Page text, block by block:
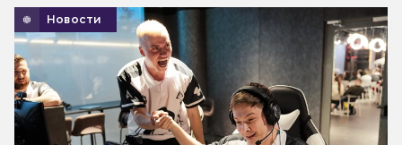
Новости